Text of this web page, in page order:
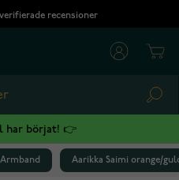
verifierade recensioner
har börjat! 👉
Armband Aarikka Saimi orange/